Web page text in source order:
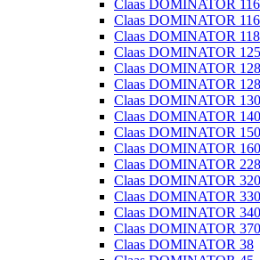
Claas DOMINATOR 116
Claas DOMINATOR
Claas DOMINATOR 118
Claas DOMINATOR 125
Claas DOMINATOR 128
Claas DOMINATOR
Claas DOMINATOR 130
Claas DOMINATOR 140
Claas DOMINATOR 150
Claas DOMINATOR 160
Claas DOMINATOR 228
Claas DOMINATOR 320
Claas DOMINATOR 330
Claas DOMINATOR 340
Claas DOMINATOR 370
Claas DOMINATOR 38